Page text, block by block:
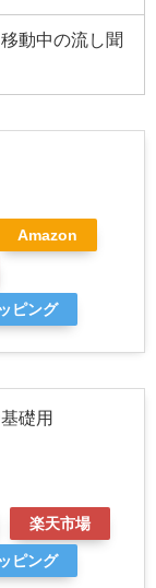
動中の流し聞
Amazon
ピング
礎用
楽天市場
ピング